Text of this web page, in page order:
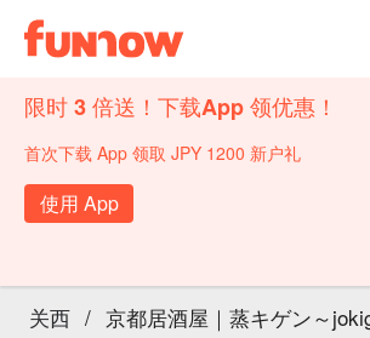
限时 3 倍送！下载App 领优惠！
首次下载 App 领取 JPY 1200 新户礼
使用 App
关西 / 京都居酒屋｜蒸キゲン～